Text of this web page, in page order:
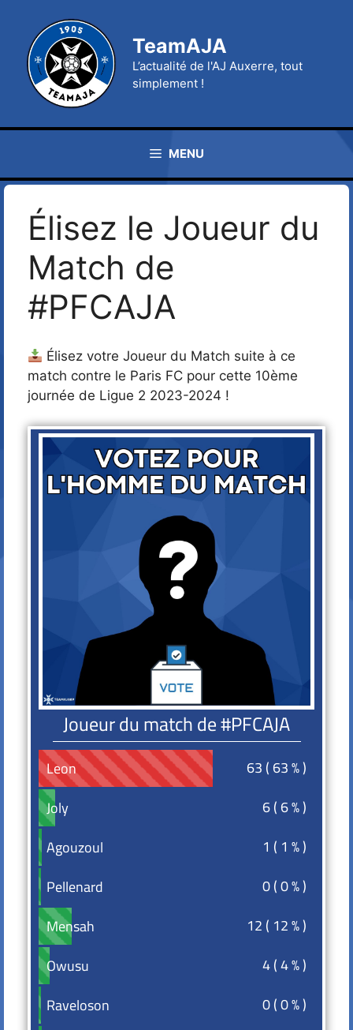
contenu
TeamAJA
L’actualité de l'AJ Auxerre, tout
simplement !
MENU
Élisez le Joueur du
Match de
#PFCAJA
Élisez votre Joueur du Match suite à ce
match contre le Paris FC pour cette 10ème
journée de Ligue 2 2023-2024 !
Joueur du match de #PFCAJA
Leon
Leon
63 ( 63 % )
Joly
Joly
6 ( 6 % )
Agouzoul
Agouzoul
1 ( 1 % )
Pellenard
Pellenard
0 ( 0 % )
Mensah
Mensah
12 ( 12 % )
Owusu
Owusu
4 ( 4 % )
Raveloson
Raveloson
0 ( 0 % )